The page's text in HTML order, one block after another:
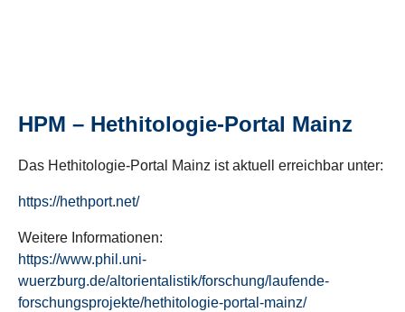
HPM – Hethitologie-Portal Mainz
Das Hethitologie-Portal Mainz ist aktuell erreichbar unter:
https://hethport.net/
Weitere Informationen:
https://www.phil.uni-
wuerzburg.de/altorientalistik/forschung/laufende-
forschungsprojekte/hethitologie-portal-mainz/